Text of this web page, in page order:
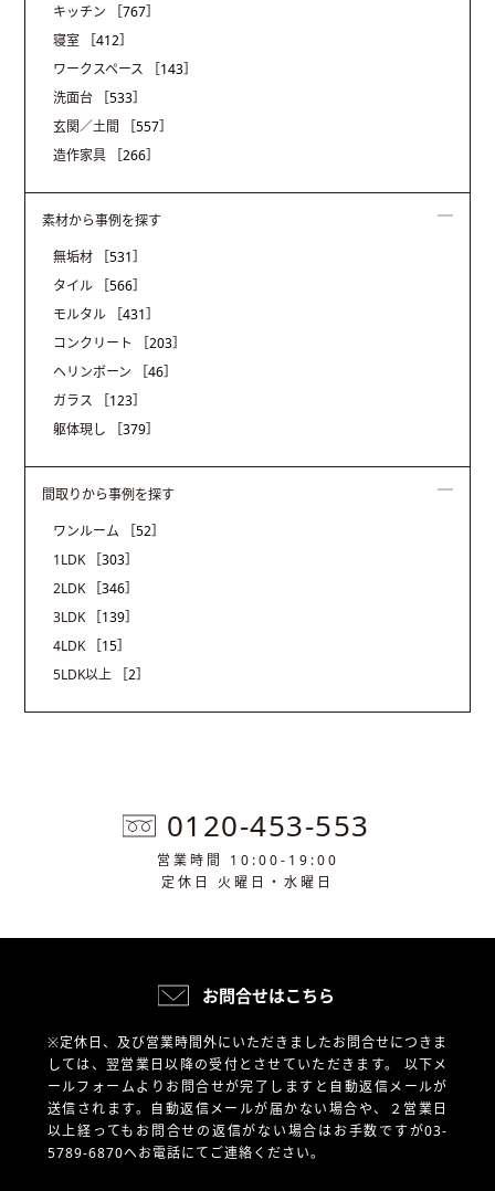
キッチン
［767］
寝室
［412］
ワークスペース
［143］
洗面台
［533］
玄関／土間
［557］
造作家具
［266］
素材から事例を探す
無垢材
［531］
タイル
［566］
モルタル
［431］
コンクリート
［203］
ヘリンボーン
［46］
ガラス
［123］
躯体現し
［379］
間取りから事例を探す
ワンルーム
［52］
1LDK
［303］
2LDK
［346］
3LDK
［139］
4LDK
［15］
5LDK以上
［2］
0120-453-553
営業時間 10:00-19:00
定休日 火曜日・水曜日
お問合せはこちら
※定休日、及び営業時間外にいただきましたお問合せにつきま
しては、翌営業日以降の受付とさせていただきます。 以下メ
ールフォームよりお問合せが完了しますと自動返信メールが
送信されます。自動返信メールが届かない場合や、
２営業日
以上経ってもお問合せの返信がない場合はお手数ですが03-
5789-6870へお電話にてご連絡ください。